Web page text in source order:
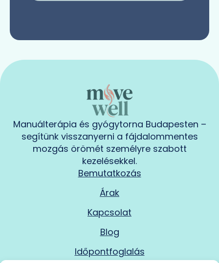
Manuálterápia és gyógytorna Budapesten –
segítünk visszanyerni a fájdalommentes
mozgás örömét személyre szabott
kezelésekkel.
Bemutatkozás
Árak
Kapcsolat
Blog
Időpontfoglalás